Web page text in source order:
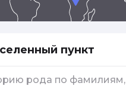
пункт
рода по фамилиям,